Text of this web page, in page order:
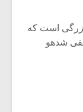
بزرگی است که
شدهو